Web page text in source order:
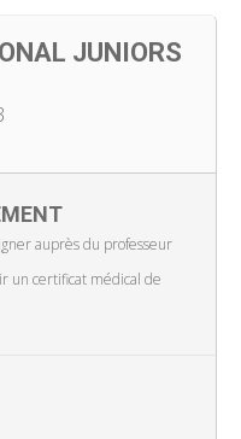
JUNIORS
auprès du professeur
un certificat médical de